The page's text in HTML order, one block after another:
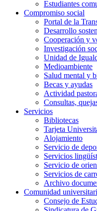
Estudiantes
Compromiso social
Portal de la
Desarrollo
Cooperación y
Investigación
Unidad de
Medioambiente
Salud mental y
Becas y ayudas
Actividad
Consultas,
Servicios
Bibliotecas
Tarjeta
Alojamiento
Servicio de
Servicios
Servicio de
Servicios de
Archivo
Comunidad
Consejo de